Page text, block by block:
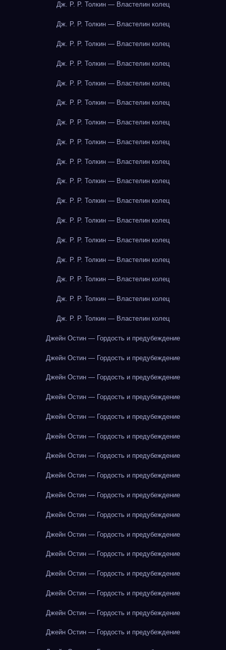
Дж. Р. Р. Толкин — Властелин колец
Дж. Р. Р. Толкин — Властелин колец
Дж. Р. Р. Толкин — Властелин колец
Дж. Р. Р. Толкин — Властелин колец
Дж. Р. Р. Толкин — Властелин колец
Дж. Р. Р. Толкин — Властелин колец
Дж. Р. Р. Толкин — Властелин колец
Дж. Р. Р. Толкин — Властелин колец
Дж. Р. Р. Толкин — Властелин колец
Дж. Р. Р. Толкин — Властелин колец
Дж. Р. Р. Толкин — Властелин колец
Дж. Р. Р. Толкин — Властелин колец
Дж. Р. Р. Толкин — Властелин колец
Дж. Р. Р. Толкин — Властелин колец
Дж. Р. Р. Толкин — Властелин колец
Дж. Р. Р. Толкин — Властелин колец
Дж. Р. Р. Толкин — Властелин колец
Джейн Остин — Гордость и предубеждение
Джейн Остин — Гордость и предубеждение
Джейн Остин — Гордость и предубеждение
Джейн Остин — Гордость и предубеждение
Джейн Остин — Гордость и предубеждение
Джейн Остин — Гордость и предубеждение
Джейн Остин — Гордость и предубеждение
Джейн Остин — Гордость и предубеждение
Джейн Остин — Гордость и предубеждение
Джейн Остин — Гордость и предубеждение
Джейн Остин — Гордость и предубеждение
Джейн Остин — Гордость и предубеждение
Джейн Остин — Гордость и предубеждение
Джейн Остин — Гордость и предубеждение
Джейн Остин — Гордость и предубеждение
Джейн Остин — Гордость и предубеждение